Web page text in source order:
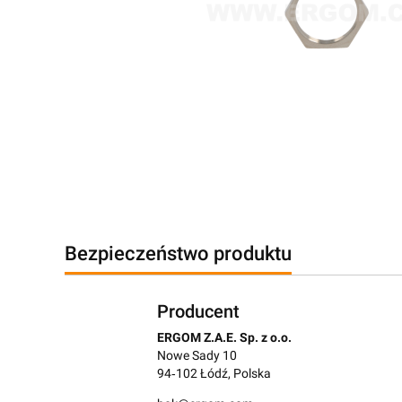
Bezpieczeństwo produktu
Producent
ERGOM Z.A.E. Sp. z o.o.
Nowe Sady 10
94‑102 Łódź, Polska